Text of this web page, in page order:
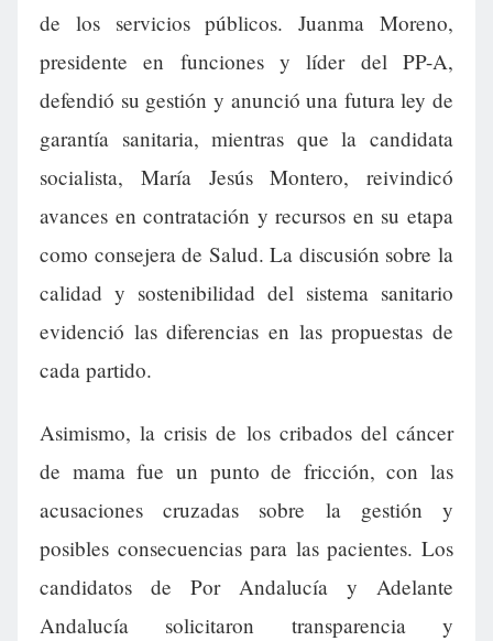
de los servicios públicos. Juanma Moreno,
presidente en funciones y líder del PP-A,
defendió su gestión y anunció una futura ley de
garantía sanitaria, mientras que la candidata
socialista, María Jesús Montero, reivindicó
avances en contratación y recursos en su etapa
como consejera de Salud. La discusión sobre la
calidad y sostenibilidad del sistema sanitario
evidenció las diferencias en las propuestas de
cada partido.
Asimismo, la crisis de los cribados del cáncer
de mama fue un punto de fricción, con las
acusaciones cruzadas sobre la gestión y
posibles consecuencias para las pacientes. Los
candidatos de Por Andalucía y Adelante
Andalucía solicitaron transparencia y